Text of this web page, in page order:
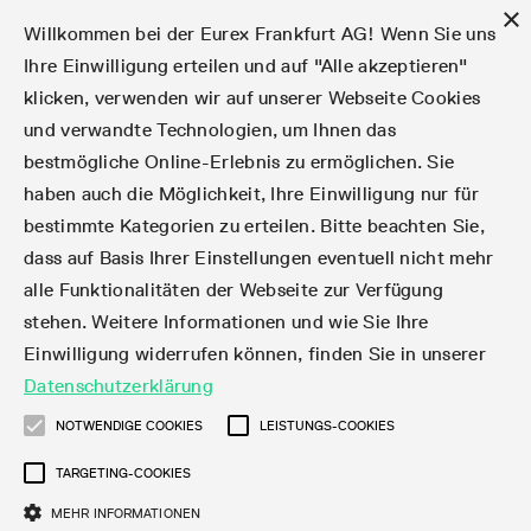
Märkte
Handel
Clear
Daten
Support
Rules & Regs
Find
Märkte
Produktüberblick
Aktien
Aktienindex
Dividenden
Zinsderivate
Fixed Income Futures
Fixed Income-Optionen
Financing of Futures CTDs
Corporate Bond Index Futures
Geldmarktderivate
SARON® Futures
Aktien
Aktienoptionen
Aktien-Futures
Aktien Total Return Futures
Aktienindex
Mini-DAX®
STOXX® Indizes
MSCI Indizes
Total Return Futures
ESG Index Derivatives
Dividenden
Aktien-Dividendenderivate
Aktienindex-Dividendenderivate
Volatilität
VSTOXX®
Varianz-Futures
ETF & ETC
Aktienindex-ETF-Derivate
Fixed Income ETF-Derivate
Exchange Traded Commodities-Derivate
Cryptocurrency
FTSE Bitcoin & Ethereum Derivatives
Rohstoffe
Bloomberg Commodity Indizes
FX
Währungspaare
Handel
Handelskalender
Transaktionsentgelte
Börsenmitgliedschaft
Teilnehmerlisten
Handelskalender
Handelskalender-Archiv
Handelszeiten
Handelsphasen
Verlängerte Handelszeiten
Börsenmitgliedschaft
Zulassungsanforderungen
Clearing-Lizenzen
Teilnehmerlisten
Börsenmitglieder
Market-Making Futures
Market-Making Optionen
ISV & Service Provider
3rd Party Information Provider
Datenanbieter
Orderbuch-Handel
Matching-Prinzipien
Strategiehandel
Orderarten
Orderverarbeitung
Kontenstruktur
Eurex T7 Entry Services
Multilaterale und Brokerage-Funktionalität
Block Trades
T7 Entry Service via E-Mail
Vola Trades
Zusätzliche Kontraktvarianten
Exchange for Physicals
Handelsprogramme
StrategyMaster
VarianceCalculator
Margin Calculators
Eurex Clearing Prisma Margin Calculators
RBM Calculator
Daten
Statistiken
Automatischer File Download
Real-time Daten
Historische Daten
Statistiken
Online-Marktstatistiken
Tagesstatistiken
Monatsstatistiken
Handelsstatistiken
Snapshot Summary Reports
Handels-Files
Produktparameter Files
T7 Entry Service-Parameter
EFS Trades
EFP-Fin Trades
EFP-Index Trades
MiFID2 Instrumente zu Rohstoff-Derivaten
Clearing-Files
Notifizierte Anleihen | Lieferbare Anleihen und
Konvertierungsfaktoren
Risikoparameter und Initial Margins
Wertpapiere Margin-Gruppen und -Klassen
Haircut und Bereinigter Wechselkurs
Rules & Regs
Eurex Regelwerke
Eurex Repo Regelwerke
Kapitalmaßnahmen
Eurex-Derivate in den USA
Order-Transaktions-Verhältnis
Entgelt für exzessive Systemnutzung
Kapitalmaßnahmen
Informationen über Kapitalmaßnahmen
Verfahren bei Kapitalmaßnahmen
MiFID II/MiFIR
DEA-DMA
Nachhandelstransparenz
Find
Corporate Action Information Subskription
Rundschreiben & Newsflashes abonnieren
Rundschreiben & Mailings
News
Webcasts & Videos
Publikationen
Kontakte und Lokationen
Adressen
Regionale Sales Kontakte
Training
E-Vorlesungen
IFM Screencasts
Über uns
Der Handelsplatz
Kernkompetenzen
Das Unternehmen
English简体繁体한국어
×
Willkommen bei der Eurex Frankfurt AG! Wenn Sie uns
Ihre Einwilligung erteilen und auf "Alle akzeptieren"
klicken, verwenden wir auf unserer Webseite Cookies
und verwandte Technologien, um Ihnen das
bestmögliche Online-Erlebnis zu ermöglichen. Sie
haben auch die Möglichkeit, Ihre Einwilligung nur für
bestimmte Kategorien zu erteilen. Bitte beachten Sie,
dass auf Basis Ihrer Einstellungen eventuell nicht mehr
alle Funktionalitäten der Webseite zur Verfügung
stehen. Weitere Informationen und wie Sie Ihre
Einwilligung widerrufen können, finden Sie in unserer
Datenschutzerklärung
NOTWENDIGE COOKIES LEISTUNGS-COOKIES
TARGETING-COOKIES
MEHR INFORMATIONEN